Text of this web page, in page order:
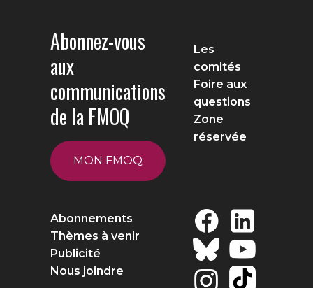
Abonnez-vous
aux
communications
de la FMOQ
MON FMOQ
Les
comités
Foire aux
questions
Zone
réservée
Abonnements
Thèmes à venir
Publicité
Nous joindre